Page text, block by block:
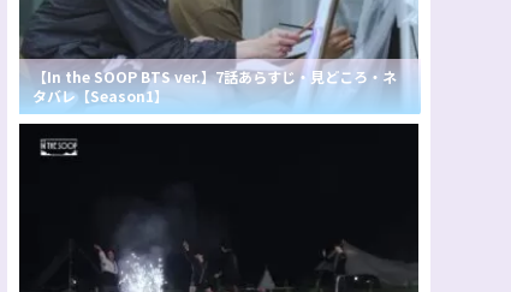
【In the SOOP BTS ver.】7話あらすじ・見どころ・ネ
タバレ【Season1】